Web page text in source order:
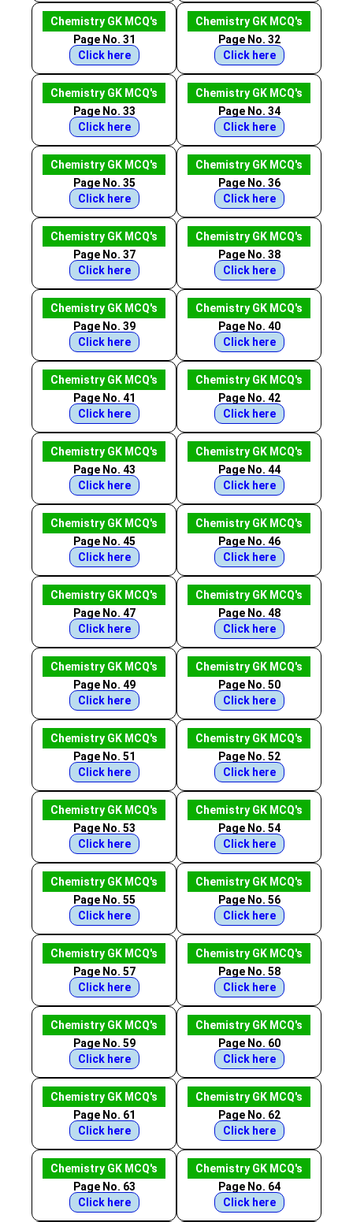
Chemistry GK MCQ's
Page No. 31
Click here
Chemistry GK MCQ's
Page No. 32
Click here
Chemistry GK MCQ's
Page No. 33
Click here
Chemistry GK MCQ's
Page No. 34
Click here
Chemistry GK MCQ's
Page No. 35
Click here
Chemistry GK MCQ's
Page No. 36
Click here
Chemistry GK MCQ's
Page No. 37
Click here
Chemistry GK MCQ's
Page No. 38
Click here
Chemistry GK MCQ's
Page No. 39
Click here
Chemistry GK MCQ's
Page No. 40
Click here
Chemistry GK MCQ's
Page No. 41
Click here
Chemistry GK MCQ's
Page No. 42
Click here
Chemistry GK MCQ's
Page No. 43
Click here
Chemistry GK MCQ's
Page No. 44
Click here
Chemistry GK MCQ's
Page No. 45
Click here
Chemistry GK MCQ's
Page No. 46
Click here
Chemistry GK MCQ's
Page No. 47
Click here
Chemistry GK MCQ's
Page No. 48
Click here
Chemistry GK MCQ's
Page No. 49
Click here
Chemistry GK MCQ's
Page No. 50
Click here
Chemistry GK MCQ's
Page No. 51
Click here
Chemistry GK MCQ's
Page No. 52
Click here
Chemistry GK MCQ's
Page No. 53
Click here
Chemistry GK MCQ's
Page No. 54
Click here
Chemistry GK MCQ's
Page No. 55
Click here
Chemistry GK MCQ's
Page No. 56
Click here
Chemistry GK MCQ's
Page No. 57
Click here
Chemistry GK MCQ's
Page No. 58
Click here
Chemistry GK MCQ's
Page No. 59
Click here
Chemistry GK MCQ's
Page No. 60
Click here
Chemistry GK MCQ's
Page No. 61
Click here
Chemistry GK MCQ's
Page No. 62
Click here
Chemistry GK MCQ's
Page No. 63
Click here
Chemistry GK MCQ's
Page No. 64
Click here